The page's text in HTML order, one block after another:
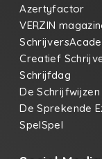
Azertyfactor
VERZIN
Creatief
Schrijfdag
De Schrijfwijzen
De Sprekende
SpelSpel